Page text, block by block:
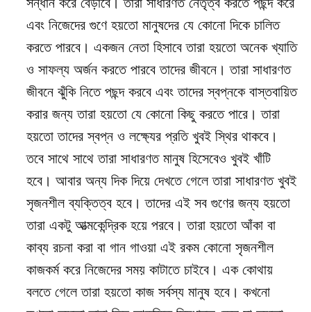
এবং নিজেদের গুণে হয়তো মানুষদের যে কোনো দিকে চালিত
করতে পারবে। একজন নেতা হিসাবে তারা হয়তো অনেক খ্যাতি
ও সাফল্য অর্জন করতে পারবে তাদের জীবনে। তারা সাধারণত
জীবনে ঝুঁকি নিতে পছন্দ করবে এবং তাদের স্বপ্নকে বাস্তবায়িত
করার জন্য তারা হয়তো যে কোনো কিছু করতে পারে। তারা
হয়তো তাদের স্বপ্ন ও লক্ষ্যের প্রতি খুবই স্থির থাকবে।
তবে সাথে সাথে তারা সাধারণত মানুষ হিসেবেও খুবই খাঁটি
হবে। আবার অন্য দিক দিয়ে দেখতে গেলে তারা সাধারণত খুবই
সৃজনশীল ব্যক্তিত্ব হবে। তাদের এই সব গুণের জন্য হয়তো
তারা একটু আত্মকেন্দ্রিক হয়ে পরবে। তারা হয়তো আঁকা বা
কাব্য রচনা করা বা গান গাওয়া এই রকম কোনো সৃজনশীল
কাজকর্ম করে নিজেদের সময় কাটাতে চাইবে। এক কোথায়
বলতে গেলে তারা হয়তো কাজ সর্বস্য মানুষ হবে। কখনো